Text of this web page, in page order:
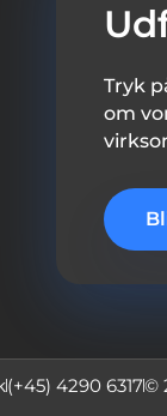
Tryk
om
(+45) 4290 6317©